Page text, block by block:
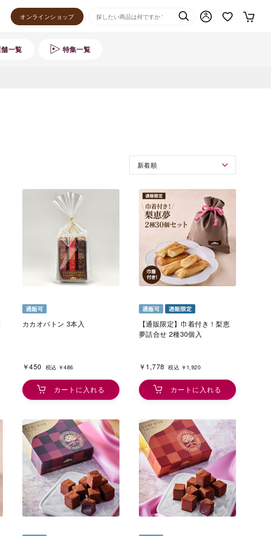
オンラインショップ
一覧 特集一覧
新着順
カカオバトン 3本入
￥450 税込 ￥486
カートに入れる
【通販限定】巾着付き！梨恵
夢詰合せ 2種30個入
￥1,778 税込 ￥1,920
カートに入れる